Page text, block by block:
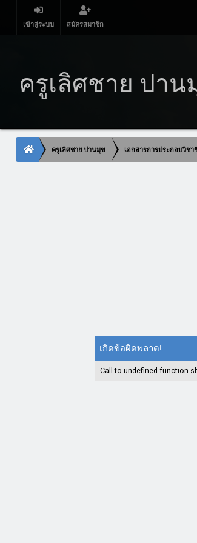
เข้าสู่ระบบ สมัครสมาชิก
ครูเลิศชาย ปาน
ครูเลิศชาย ปานมุข เอกสารการประกอบวิช
เกิดข้อผิดพลาด!
Call to undefined function